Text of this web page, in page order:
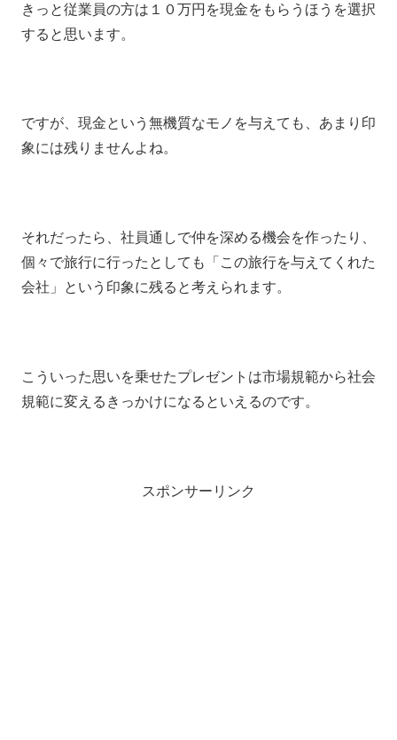
きっと従業員の方は１０万円を現金をもらうほうを選択
すると思います。
ですが、現金という無機質なモノを与えても、あまり印
象には残りませんよね。
それだったら、社員通しで仲を深める機会を作ったり、
個々で旅行に行ったとしても「この旅行を与えてくれた
会社」という印象に残ると考えられます。
こういった思いを乗せたプレゼントは市場規範から社会
規範に変えるきっかけになるといえるのです。
スポンサーリンク